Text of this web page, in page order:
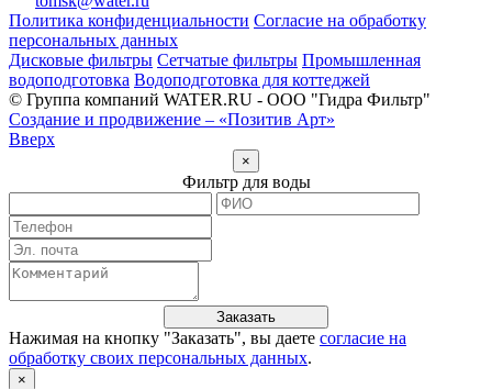
Политика конфиденциальности Согласие на обработку
персональных данных
Дисковые фильтры Сетчатые фильтры Промышленная
водоподготовка Водоподготовка для коттеджей
© Группа компаний WATER.RU - ООО "Гидра Фильтр"
Создание и продвижение – «Позитив Арт»
Вверх
×
Фильтр для воды
Заказать
Нажимая на кнопку "Заказать", вы даете согласие на
обработку своих персональных данных.
×